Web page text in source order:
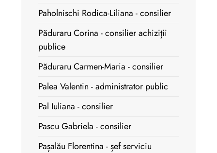
Paholnischi Rodica-Liliana - consilier
Păduraru Corina - consilier achiziții
publice
Păduraru Carmen-Maria - consilier
Palea Valentin - administrator public
Pal Iuliana - consilier
Pascu Gabriela - consilier
Pașalău Florentina - șef serviciu